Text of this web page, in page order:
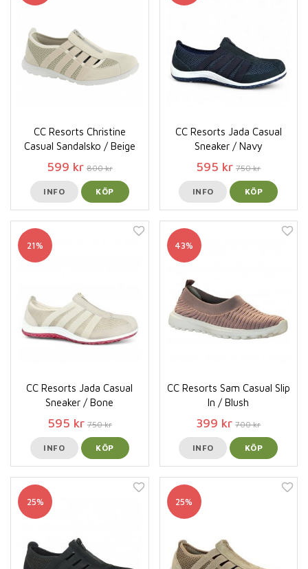
CC Resorts Christine
Casual Sandalsko / Beige
599 kr 800 kr
INFO KÖP
CC Resorts Jada Casual
Sneaker / Navy
595 kr 750 kr
INFO KÖP
21%
CC Resorts Jada Casual
Sneaker / Bone
595 kr 750 kr
INFO KÖP
43%
CC Resorts Sam Casual Slip
In / Blush
399 kr 700 kr
INFO KÖP
25% 25%